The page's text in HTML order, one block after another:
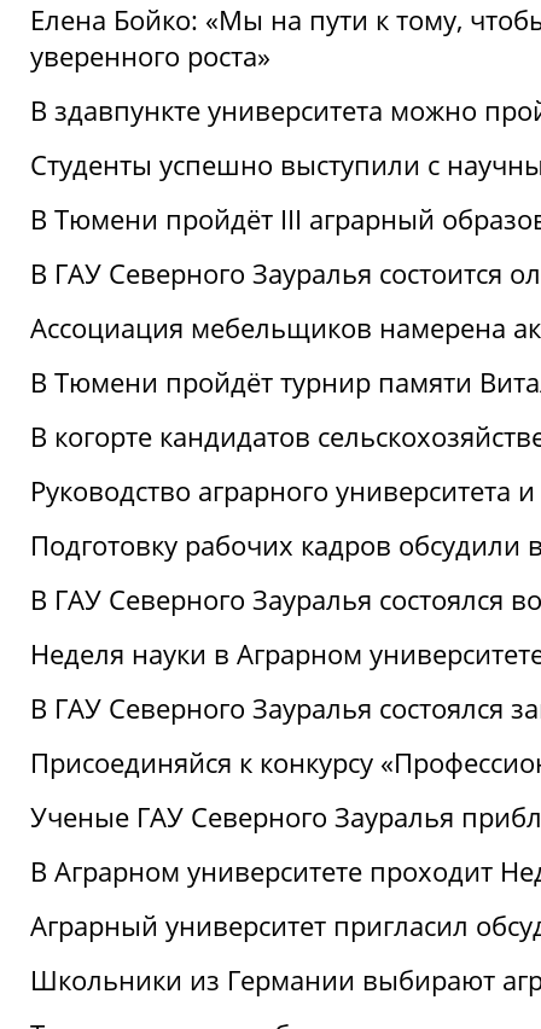
Елена Бойко: «Мы на пути к тому,
уверенного роста»
В здавпункте университета можно
Студенты успешно выступили с
В Тюмени пройдёт III аграрный
В ГАУ Северного Зауралья состоится
Ассоциация мебельщиков намерена
В Тюмени пройдёт турнир памяти
В когорте кандидатов
Руководство аграрного
Подготовку рабочих кадров
В ГАУ Северного Зауралья состоялся
Неделя науки в Аграрном
В ГАУ Северного Зауралья
Присоединяйся к конкурсу
Ученые ГАУ Северного Зауралья
В Аграрном университете проходит
Аграрный университет пригласил
Школьники из Германии выбирают